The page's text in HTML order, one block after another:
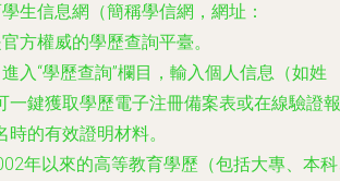
生信息網（簡稱學信網，網址：
方權威的學歷查詢平臺。
入“學歷查詢”欄目，輸入個人信息（如姓
一鍵獲取學歷電子注冊備案表或在線驗證報
的有效證明材料。
年以來的高等教育學歷（包括大專、本